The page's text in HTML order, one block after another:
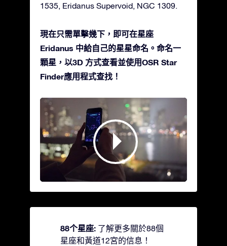
1535, Eridanus Supervoid, NGC 1309.
現在只需單擊幾下，即可在星座
Eridanus 中給自己的星星命名。命名一
顆星，以3D 方式查看並使用OSR Star
Finder應用程式查找！
88个星座: 了解更多關於88個
星座和黃道12宮的信息！